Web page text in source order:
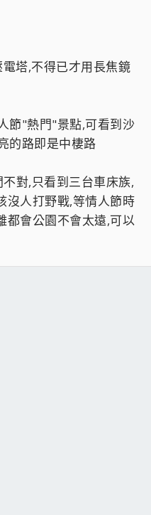
塔,不得已才用長焦鏡
節"熱門"景點,可看到沙
的路即是中棲路
對,只看到三台車床族,
沒人打野戰,等情人節時
都會公園不會太遠,可以